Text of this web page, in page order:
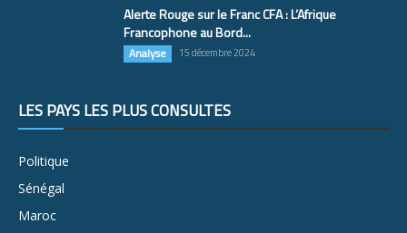
Alerte Rouge sur le Franc CFA : L’Afrique
Francophone au Bord...
Analyse 15 décembre 2024
LES PAYS LES PLUS CONSULTÉS
Politique
Sénégal
Maroc